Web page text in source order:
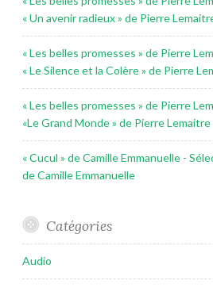
« Un avenir radieux » de Pierre
« Les belles promesses » de Pierre
« Le Silence et la Colère » de Pierre
« Les belles promesses » de Pierre
«Le Grand Monde » de Pierre Lemaitre
« Cucul » de Camille Emmanuelle -
de Camille Emmanuelle
Catégories
Audio